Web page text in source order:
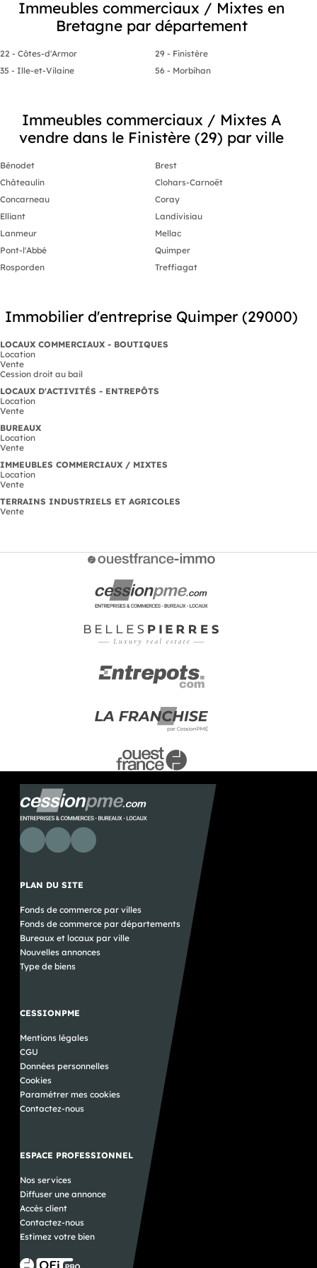
belles terrasse , chaque appartement
est pourvu deux chambres , coin
cuisine et salon , reste dans le
800 m2 d’une surface constructible au
sol de 250 m2 le tout donnant sur un
jardin luxuriant bordé d’une
Le potentiel de chiffre d'affaire pour
cet ensemble est 250 à 450 000€ de
CA/an
Immeubles commerciaux / Mixtes en
Bretagne par département
22 - Côtes-d'Armor
29 - Finistère
35 - Ille-et-Vilaine
56 - Morbihan
Immeubles commerciaux / Mixtes A
vendre dans le Finistère (29) par ville
Bénodet
Brest
Châteaulin
Clohars-Carnoët
Concarneau
Coray
Elliant
Landivisiau
Lanmeur
Mellac
Pont-l'Abbé
Quimper
Rosporden
Treffiagat
Immobilier d'entreprise Quimper (29000)
LOCAUX COMMERCIAUX - BOUTIQUES
Location
Vente
Cession droit au bail
LOCAUX D'ACTIVITÉS - ENTREPÔTS
Location
Vente
BUREAUX
Location
Vente
IMMEUBLES COMMERCIAUX / MIXTES
Location
Vente
TERRAINS INDUSTRIELS ET AGRICOLES
Vente
PLAN DU SITE
Fonds de commerce par villes
Fonds de commerce par départements
Bureaux et locaux par ville
Nouvelles annonces
Type de biens
CESSIONPME
Mentions légales
CGU
Données personnelles
Cookies
Paramétrer mes cookies
Contactez-nous
ESPACE PROFESSIONNEL
Nos services
Diffuser une annonce
Accès client
Contactez-nous
Estimez votre bien